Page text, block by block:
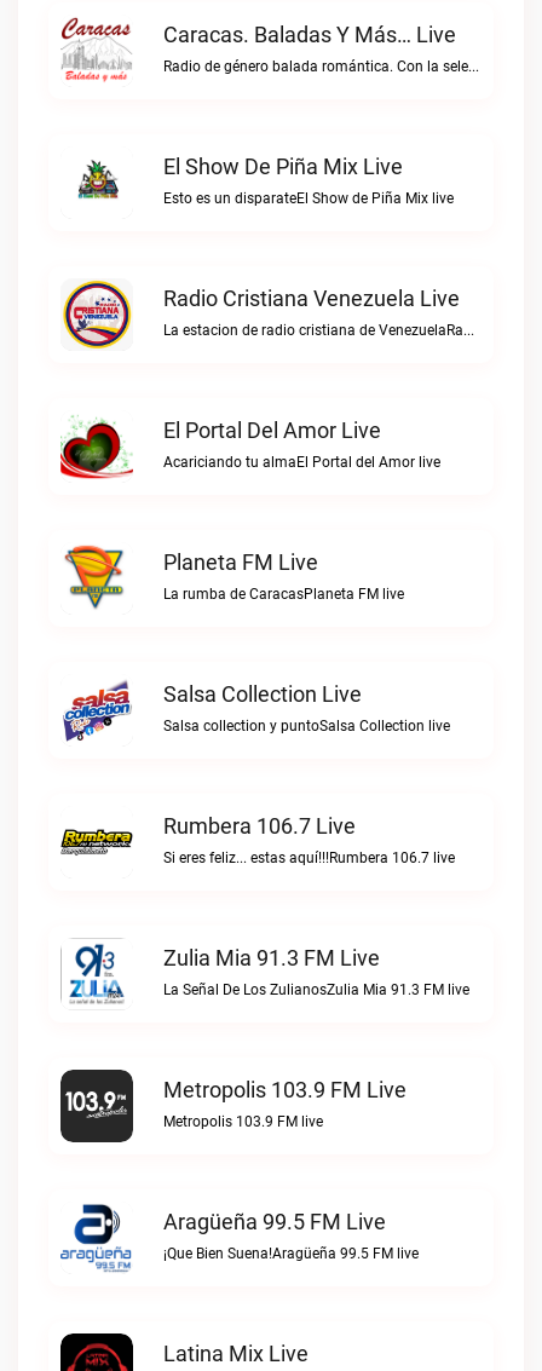
Caracas. Baladas Y Más… Live
Radio de género balada romántica. Con la selección musical que nos gusta...Caracas. Baladas y más… live
El Show De Piña Mix Live
Esto es un disparateEl Show de Piña Mix live
Radio Cristiana Venezuela Live
La estacion de radio cristiana de VenezuelaRadio Cristiana Venezuela live
El Portal Del Amor Live
Acariciando tu almaEl Portal del Amor live
Planeta FM Live
La rumba de CaracasPlaneta FM live
Salsa Collection Live
Salsa collection y puntoSalsa Collection live
Rumbera 106.7 Live
Si eres feliz... estas aquí!!!Rumbera 106.7 live
Zulia Mia 91.3 FM Live
La Señal De Los ZulianosZulia Mia 91.3 FM live
Metropolis 103.9 FM Live
Metropolis 103.9 FM live
Aragüeña 99.5 FM Live
¡Que Bien Suena!Aragüeña 99.5 FM live
Latina Mix Live